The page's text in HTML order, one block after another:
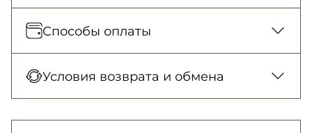
Отправка каждый день. Наложенный
платеж только для заказов от 500 грн.
150 грн. / 1-2 дня
300 грн. / 1-2 дня
Способы оплаты
картой в отделении, Картой онлайн, Google
Условия возврата и обмена